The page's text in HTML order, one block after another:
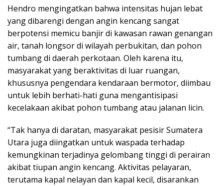
Hendro mengingatkan bahwa intensitas hujan lebat
yang dibarengi dengan angin kencang sangat
berpotensi memicu banjir di kawasan rawan genangan
air, tanah longsor di wilayah perbukitan, dan pohon
tumbang di daerah perkotaan. Oleh karena itu,
masyarakat yang beraktivitas di luar ruangan,
khususnya pengendara kendaraan bermotor, diimbau
untuk lebih berhati-hati guna mengantisipasi
kecelakaan akibat pohon tumbang atau jalanan licin.
“Tak hanya di daratan, masyarakat pesisir Sumatera
Utara juga diingatkan untuk waspada terhadap
kemungkinan terjadinya gelombang tinggi di perairan
akibat tiupan angin kencang. Aktivitas pelayaran,
terutama kapal nelayan dan kapal kecil, disarankan